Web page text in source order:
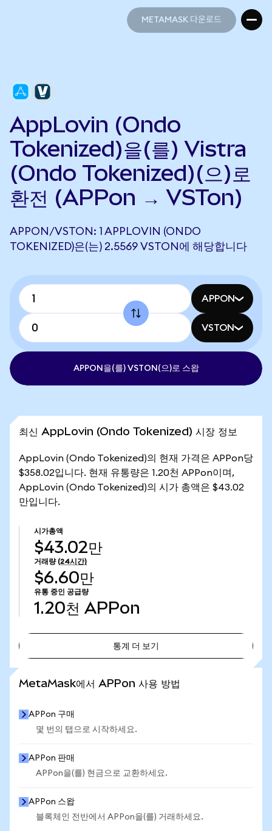
METAMASK 다운로드
AppLovin (Ondo
Tokenized)을(를) Vistra
(Ondo Tokenized)(으)로
환전 (APPon → VSTon)
APPON/VSTON: 1 APPLOVIN (ONDO
TOKENIZED)은(는) 2.5569 VSTON에 해당합니다
APPON
VSTON
APPON을(를) VSTON(으)로 스왑
최신 AppLovin (Ondo Tokenized) 시장 정보
AppLovin (Ondo Tokenized)의 현재 가격은 APPon당
$358.02입니다. 현재 유통량은 1.20천 APPon이며,
AppLovin (Ondo Tokenized)의 시가 총액은 $43.02
만입니다.
시가총액
$43.02만
거래량 (24시간)
$6.60만
유통 중인 공급량
1.20천 APPon
통계 더 보기
MetaMask에서 APPon 사용 방법
APPon 구매
몇 번의 탭으로 시작하세요.
APPon 판매
APPon을(를) 현금으로 교환하세요.
APPon 스왑
블록체인 전반에서 APPon을(를) 거래하세요.